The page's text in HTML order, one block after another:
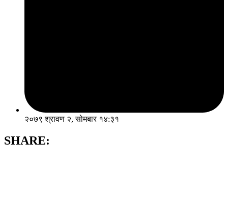
२०७९ श्रावण २, सोमबार १४:३१
SHARE: